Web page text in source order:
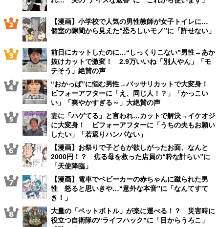
【漫画】小学校で人気の男性教師が女子トイレに…
個室の隙間から見えた“恐ろしいモノ”に「許せない」
前日にカットしたのに…“しっくりこない”男性→あか
抜けカットで激変！ 2.9万いいね「別人やん」「モ
テそう」絶賛の声
“おかっぱ”に悩む男性→バッサリカットで大変身！
ビフォーアフターに「え、同じ人！？」「かっこい
い」「爽やかすぎる～」大絶賛の声
妻に「ハゲてる」と言われ…カットで解決→イケオジ
に大変身！ ビフォーアフターに「うちの夫もお願い
したい」「若返りハンパない」
【漫画】お祭りで子どもが欲しがったお面、なんと
2000円！？ 焦る母を救った店員の“粋な計らい”に
「天使降臨」
【漫画】電車でベビーカーの赤ちゃんに蹴られた男
性 怒ると思いきや…“意外な本音”に「なんてすて
き！」
大量の「ペットボトル」が楽に運べる！？ 災害時に
役立つ自衛隊の“ライフハック”に「目からうろこ」